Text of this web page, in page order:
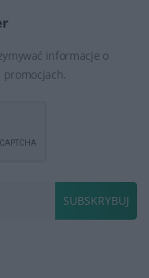
informacje o
SUBSKRYBUJ